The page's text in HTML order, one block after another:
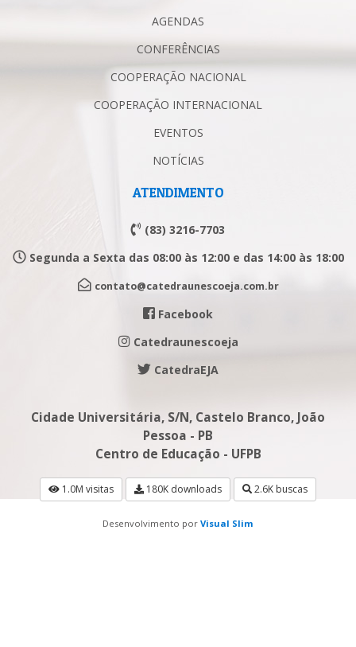
AGENDAS
CONFERÊNCIAS
COOPERAÇÃO NACIONAL
COOPERAÇÃO INTERNACIONAL
EVENTOS
NOTÍCIAS
ATENDIMENTO
(83) 3216-7703
Segunda a Sexta das 08:00 às 12:00 e das 14:00 às 18:00
contato@catedraunescoeja.com.br
Facebook
Catedraunescoeja
CatedraEJA
Cidade Universitária, S/N, Castelo Branco, João
Pessoa - PB
Centro de Educação - UFPB
1.0M visitas 180K downloads 2.6K buscas
Desenvolvimento por Visual Slim